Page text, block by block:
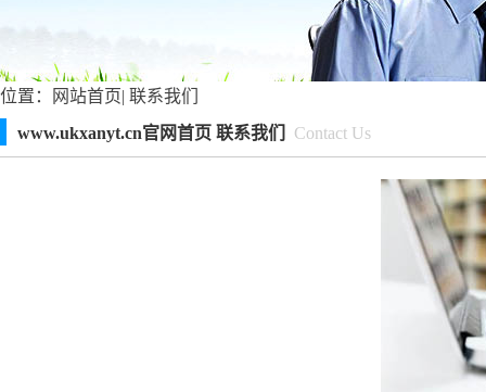
位置： 网站首页| 联系我们
www.ukxanyt.cn官网首页 联系我们
Contact Us